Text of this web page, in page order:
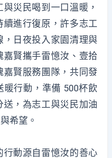
災民喝到一口溫暖，
進行復原，許多志工
日夜投入家園清理與
賢攜手雷憶汝、壹拾
賢服務團隊，共同發
行動，準備 500杯飲
，為志工與災民加油
希望。
動源自雷憶汝的善心